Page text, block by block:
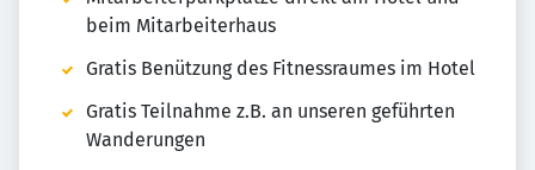
beim Mitarbeiterhaus
Gratis Benützung des Fitnessraumes im Hotel
Gratis Teilnahme z.B. an unseren geführten
Wanderungen